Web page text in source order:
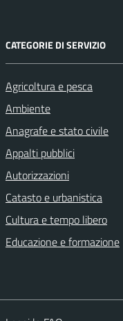
CATEGORIE DI SERVIZIO
Agricoltura e pesca
Ambiente
Anagrafe e stato civile
Appalti pubblici
Autorizzazioni
Catasto e urbanistica
Cultura e tempo libero
Educazione e formazione